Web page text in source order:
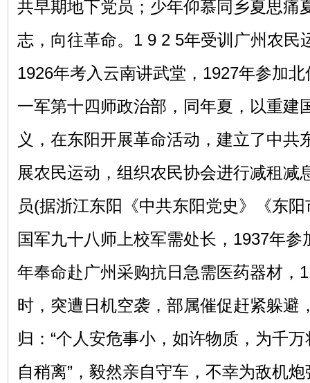
共早期地下党员；少年仰慕同乡夏思痛
志，向往革命。1 9 2 5年受训广州农民
1926年考入云南讲武堂，1927年参加
一军第十四师政治部，同年夏，以重建
义，在东阳开展革命活动，建立了中共
展农民运动，组织农民协会进行减租减
员(据浙江东阳《中共东阳党史》《东
国军九十八师上校军需处长，1937年参
年奉命赴广州采购抗日急需医药器材，
时，突遭日机空袭， 部属催促赶紧躲避
归： “个人安危事小，如许物质，为千
自稍离”，毅然亲自守车，不幸为敌机